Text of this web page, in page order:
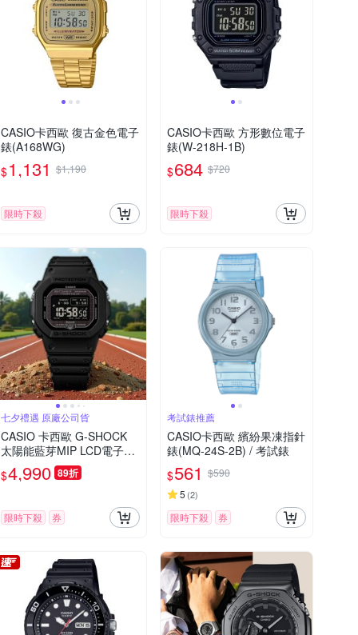
CASIO卡西歐 復古金色電子
錶(A168WG)
$1,131 $1,190
限時下殺
CASIO卡西歐 方形數位電子
錶(W-218H-1B)
$684 $720
限時下殺
七夕禮遇 原廠公司貨
CASIO 卡西歐 G-SHOCK
太陽能藍芽MIP LCD電子錶
手錶 七夕寵愛季 送禮推薦
GW-BX5600-1A1
$4,990 89折
限時下殺 券
考試錶推薦
CASIO卡西歐 繽紛果凍指針
錶(MQ-24S-2B) / 考試錶
$561 $590
5 (2)
限時下殺 券